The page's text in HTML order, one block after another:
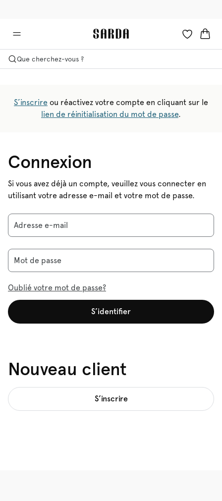
Que cherchez-vous ?
S’inscrire ou réactivez votre compte en cliquant sur le
lien de réinitialisation du mot de passe.
Connexion
Si vous avez déjà un compte, veuillez vous connecter en
utilisant votre adresse e-mail et votre mot de passe.
Adresse e-mail
Mot de passe
Oublié votre mot de passe?
S’identifier
Nouveau client
S’inscrire